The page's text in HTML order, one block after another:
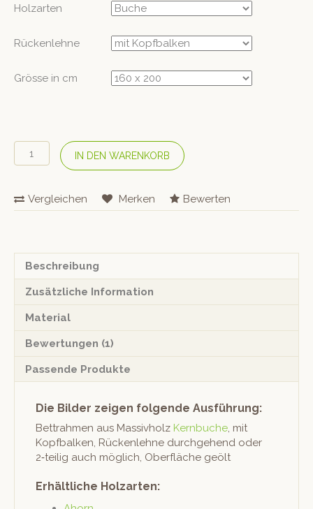
Holzarten
Rückenlehne
Grösse in cm
SPONDA
Massivholzbett
Menge
IN DEN WARENKORB
Vergleichen Merken Bewerten
Beschreibung
Zusätzliche Information
Material
Bewertungen (1)
Passende Produkte
Die Bilder zeigen folgende Ausführung:
Bet­trah­men aus Mas­sivholz Kern­buche, mit
Kopf­balken, Rück­en­lehne durchge­hend oder
2‑teilig auch möglich, Ober­fläche geölt
Erhältliche Holzarten: